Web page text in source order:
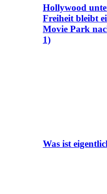
Hollywood
Freiheit bleibt
Movie Park
1)
Was ist